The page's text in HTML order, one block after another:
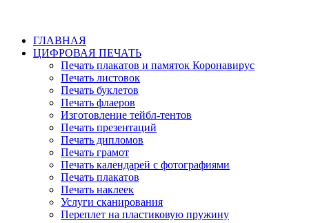
ГЛАВНАЯ
ЦИФРОВАЯ ПЕЧАТЬ
Печать плакатов и памяток Коронавирус
Печать листовок
Печать буклетов
Печать флаеров
Изготовление тейбл-тентов
Печать презентаций
Печать дипломов
Печать грамот
Печать календарей с фотографиями
Печать плакатов
Печать наклеек
Услуги сканирования
Переплет на пластиковую пружину